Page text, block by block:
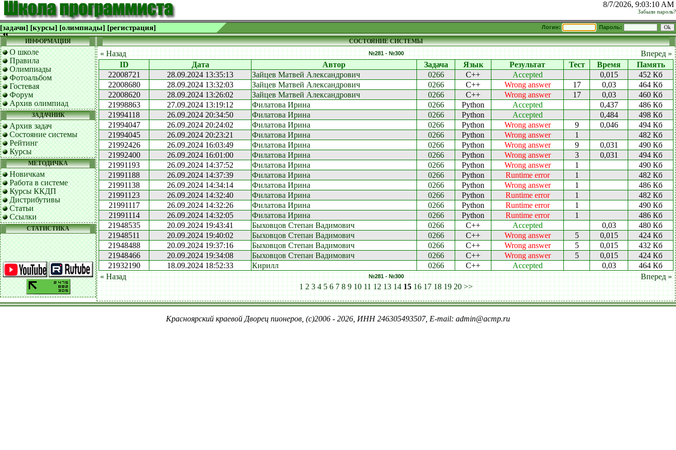
8/7/2026, 9:03:10 AM
Забыли пароль?
[задачи] [курсы] [олимпиады] [регистрация] Логин: Пароль:
ИНФОРМАЦИЯ
О школе
Правила
Олимпиады
Фотоальбом
Гостевая
Форум
Архив олимпиад
ЗАДАЧНИК
Архив задач
Состояние системы
Рейтинг
Курсы
МЕТОДИЧКА
Новичкам
Работа в системе
Курсы ККДП
Дистрибутивы
Статьи
Ссылки
СТАТИСТИКА
СОСТОЯНИЕ СИСТЕМЫ
« Назад №281 - №300
Вперед »
ID
Дата Автор Задача Язык Результат Тест Время
Память
22008721
28.09.2024 13:35:13 Зайцев Матвей Александрович 0266 C++ Accepted 0,015
452 Кб
22008680
28.09.2024 13:32:03 Зайцев Матвей Александрович 0266 C++ Wrong answer 17 0,03
464 Кб
22008620
28.09.2024 13:26:02 Зайцев Матвей Александрович 0266 C++ Wrong answer 17 0,03
460 Кб
21998863
27.09.2024 13:19:12 Филатова Ирина 0266 Python Accepted 0,437
486 Кб
21994118
26.09.2024 20:34:50 Филатова Ирина 0266 Python Accepted 0,484
498 Кб
21994047
26.09.2024 20:24:02 Филатова Ирина 0266 Python Wrong answer 9 0,046
494 Кб
21994045
26.09.2024 20:23:21 Филатова Ирина 0266 Python Wrong answer 1
482 Кб
21992426
26.09.2024 16:03:49 Филатова Ирина 0266 Python Wrong answer 9 0,031
490 Кб
21992400
26.09.2024 16:01:00 Филатова Ирина 0266 Python Wrong answer 3 0,031
494 Кб
21991193
26.09.2024 14:37:52 Филатова Ирина 0266 Python Wrong answer 1
490 Кб
21991188
26.09.2024 14:37:39 Филатова Ирина 0266 Python Runtime error 1
482 Кб
21991138
26.09.2024 14:34:14 Филатова Ирина 0266 Python Wrong answer 1
486 Кб
21991123
26.09.2024 14:32:40 Филатова Ирина 0266 Python Runtime error 1
482 Кб
21991117
26.09.2024 14:32:26 Филатова Ирина 0266 Python Runtime error 1
490 Кб
21991114
26.09.2024 14:32:05 Филатова Ирина 0266 Python Runtime error 1
486 Кб
21948535
20.09.2024 19:43:41 Быховцов Степан Вадимович 0266 C++ Accepted 0,03
480 Кб
21948511
20.09.2024 19:40:02 Быховцов Степан Вадимович 0266 C++ Wrong answer 5 0,015
424 Кб
21948488
20.09.2024 19:37:16 Быховцов Степан Вадимович 0266 C++ Wrong answer 5 0,015
432 Кб
21948466
20.09.2024 19:34:08 Быховцов Степан Вадимович 0266 C++ Wrong answer 5 0,015
424 Кб
21932190
18.09.2024 18:52:33 Кирилл 0266 C++ Accepted 0,03
464 Кб
« Назад
№281 - №300
Вперед »
1 2 3 4 5 6 7 8 9 10 11 12 13 14 15 16 17 18 19 20 >>
Красноярский краевой Дворец пионеров, (c)2006 - 2026, ИНН 246305493507, E-mail: admin@acmp.ru